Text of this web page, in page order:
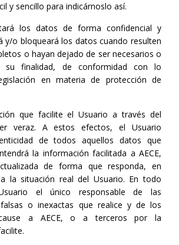
y sencillo para indicárnoslo así.
los datos de forma confidencial y
y/o bloqueará los datos cuando resulten
o hayan dejado de ser necesarios o
su finalidad, de conformidad con lo
en materia de protección de
que facilite el Usuario a través del
veraz. A estos efectos, el Usuario
de todos aquellos datos que
la información facilitada a AECE,
de forma que responda, en
la situación real del Usuario. En todo
el único responsable de las
o inexactas que realice y de los
a AECE, o a terceros por la